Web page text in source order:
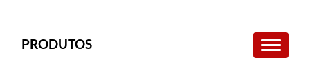
PRODUTOS